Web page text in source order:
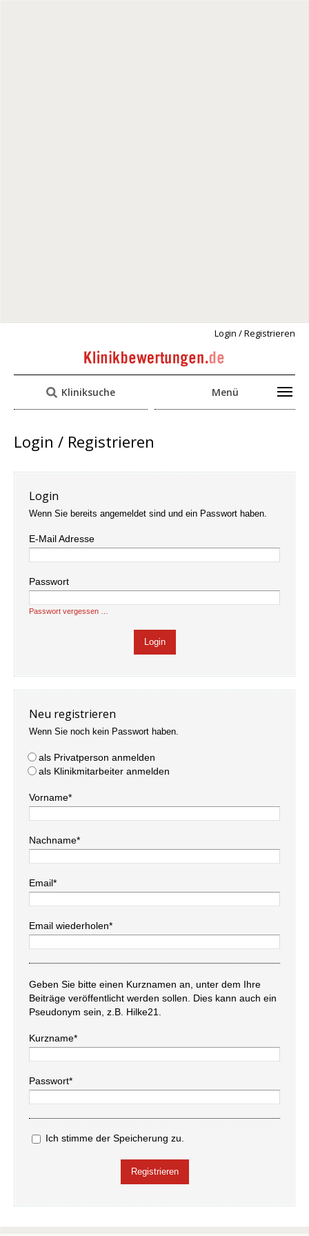
Login / Registrieren
Kliniksuche Menü
Login / Registrieren
Login
Wenn Sie bereits angemeldet sind und ein Passwort haben.
E-Mail Adresse
Passwort
Passwort vergessen …
Neu registrieren
Wenn Sie noch kein Passwort haben.
als Privatperson anmelden
als Klinikmitarbeiter anmelden
Vorname*
Nachname*
Email*
Email wiederholen*
Geben Sie bitte einen Kurznamen an, unter dem Ihre
Beiträge veröffentlicht werden sollen. Dies kann auch ein
Pseudonym sein, z.B. Hilke21.
Kurzname*
Passwort*
Ich stimme der Speicherung zu.